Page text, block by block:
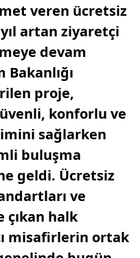
veren ücretsiz
artan ziyaretçi
devam
proje,
konforlu ve
sağlarken
buluşma
geldi. Ücretsiz
ve
çıkan halk
misafirlerin ortak